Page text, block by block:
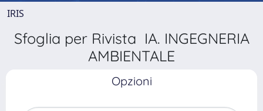
IRIS
Sfoglia per Rivista IA. INGEGNERIA
AMBIENTALE
Opzioni